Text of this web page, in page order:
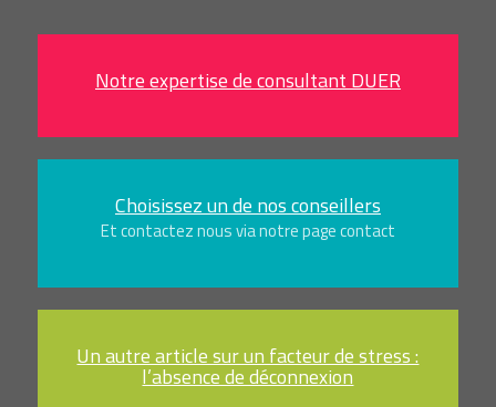
Notre expertise de consultant DUER
Choisissez un de nos conseillers
Et contactez nous via notre page contact
Un autre article sur un facteur de stress :
l’absence de déconnexion